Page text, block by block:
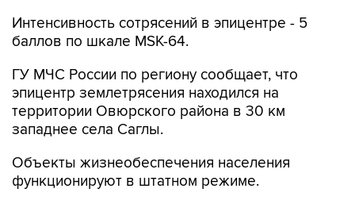
Интенсивность сотрясений в эпицентре - 5
баллов по шкале MSK-64.
ГУ МЧС России по региону сообщает, что
эпицентр землетрясения находился на
территории Овюрского района в 30 км
западнее села Саглы.
Объекты жизнеобеспечения населения
функционируют в штатном режиме.